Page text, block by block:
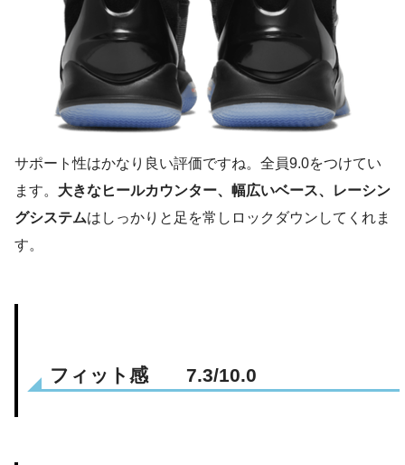
サポート性はかなり良い評価ですね。全員9.0をつけてい
ます。 大きなヒールカウンター、幅広いベース、レーシン
グシステムはしっかりと足を常しロックダウンしてくれま
す。
フィット感 7.3/10.0